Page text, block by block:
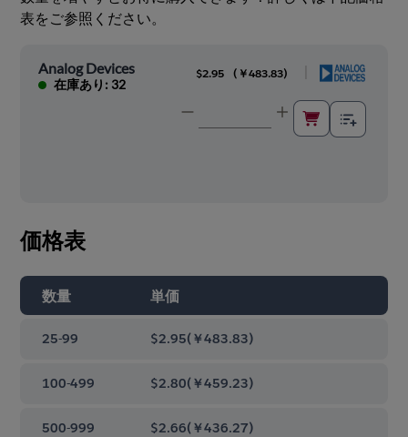
表をご参照ください。
Analog Devices
在庫あり: 32
$2.95 ( ￥483.83)
価格表
数量 単価
25-99 $2.95(￥483.83)
100-499 $2.80(￥459.23)
500-999 $2.66(￥436.27)